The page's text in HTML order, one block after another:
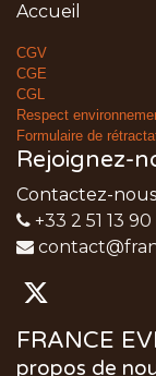
Accueil
CGV
CGE
CGL
Respect
Formulaire de
Rejoignez-
Contactez-nous
+33 2 51 13
FRANCE
propos de